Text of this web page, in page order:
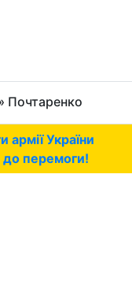
Почтаренко
України
перемоги!